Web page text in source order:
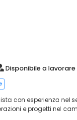
Disponibile a lavorare
con esperienza nel
e progetti nel